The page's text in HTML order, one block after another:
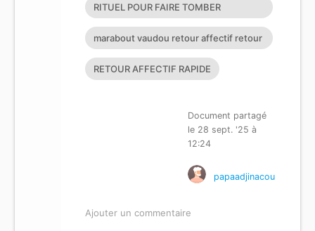
RITUEL POUR FAIRE TOMBER
AMOUREUX
marabout vaudou retour affectif retour
affectif sérieux retour d
RETOUR AFFECTIF RAPIDE
Document partagé
le 28 sept. '25 à
12:24
papaadjinacou
Ajouter un commentaire